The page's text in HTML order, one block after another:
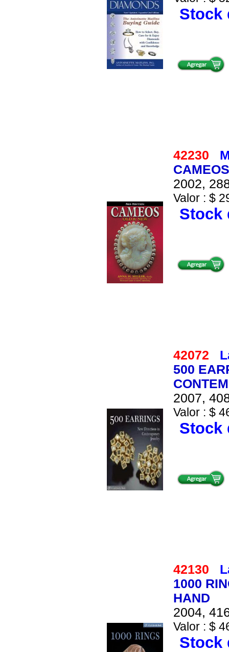
Stock
42230
2002,
Valor : $
Stock
42072
500
2007,
Valor : $
Stock
42130
1000
HAND
2004,
Valor : $
Stock